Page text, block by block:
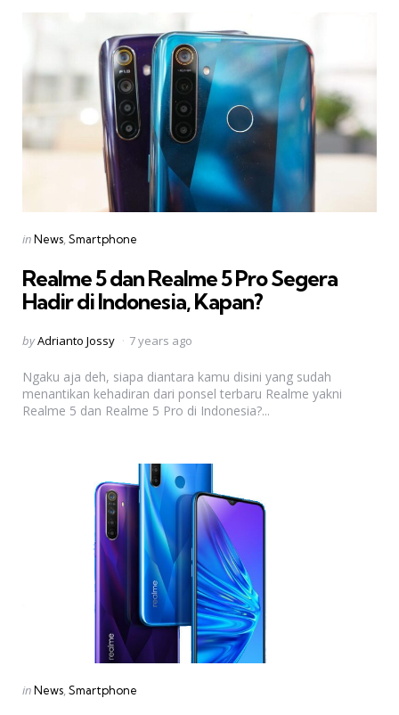
Categories
Posted
inNews Smartphone
Realme 5 dan Realme 5 Pro Segera
Hadir di Indonesia, Kapan?
Posted
byAdrianto Jossy 7 years ago
Ngaku aja deh, siapa diantara kamu disini yang sudah
menantikan kehadiran dari ponsel terbaru Realme yakni
Realme 5 dan Realme 5 Pro di Indonesia?...
Categories
Posted
inNews Smartphone